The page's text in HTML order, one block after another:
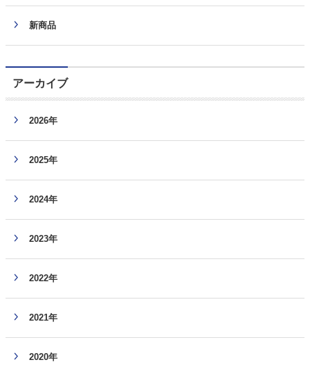
新商品
アーカイブ
2026年
2025年
2024年
2023年
2022年
2021年
2020年